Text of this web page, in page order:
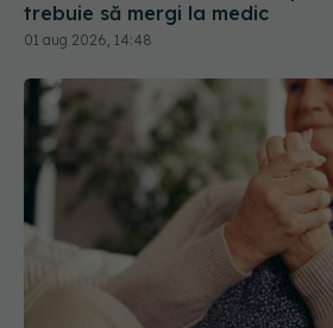
trebuie să mergi la medic
01 aug 2026, 14:48